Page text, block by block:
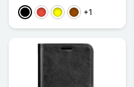
PretoVermelho
AmareloCastanho
+1